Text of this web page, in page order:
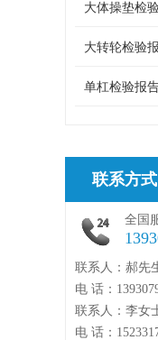
大体操垫检
大转轮检验
单杠检验报
联系方式
全国
联系人：郝先
电 话：
联系人：李女
电 话：